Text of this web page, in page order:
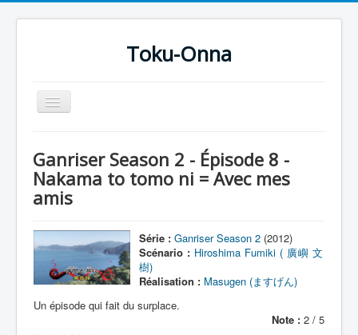
Toku-Onna
Basculer
la
Toku-Actrices
Toku-Critiques
Films
COSAA
Dessins
Artiste Asperger
Ganriser Season 2 - Épisode 8 -
Nakama to tomo ni = Avec mes
amis
Série : Ganriser Season 2 (2012)
Scénario : Hiroshima Fumiki ( 廣嶼 文
樹)
Réalisation : Masugen (ますげん)
Un épisode qui fait du surplace.
Note : 2 / 5